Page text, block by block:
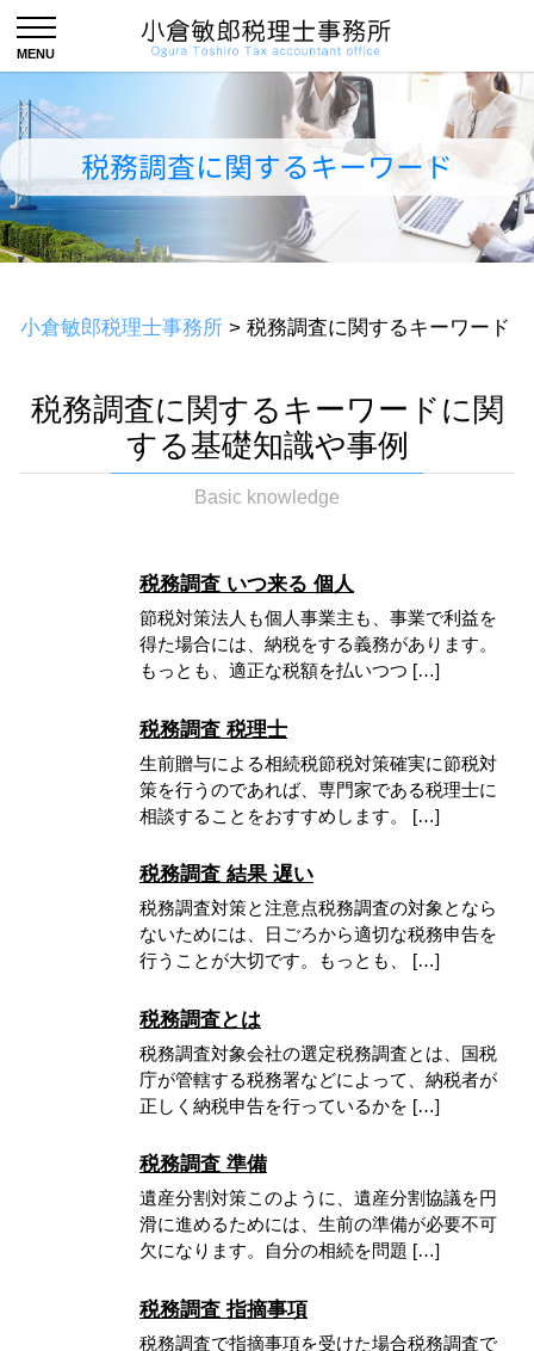
税務調査に関するキーワード
小倉敏郎税理士事務所 > 税務調査に関するキーワード
税務調査に関するキーワードに関
する基礎知識や事例
Basic knowledge
税務調査 いつ来る 個人
節税対策法人も個人事業主も、事業で利益を
得た場合には、納税をする義務があります。
もっとも、適正な税額を払いつつ […]
税務調査 税理士
生前贈与による相続税節税対策確実に節税対
策を行うのであれば、専門家である税理士に
相談することをおすすめします。 […]
税務調査 結果 遅い
税務調査対策と注意点税務調査の対象となら
ないためには、日ごろから適切な税務申告を
行うことが大切です。もっとも、 […]
税務調査とは
税務調査対象会社の選定税務調査とは、国税
庁が管轄する税務署などによって、納税者が
正しく納税申告を行っているかを […]
税務調査 準備
遺産分割対策このように、遺産分割協議を円
滑に進めるためには、生前の準備が必要不可
欠になります。自分の相続を問題 […]
税務調査 指摘事項
税務調査で指摘事項を受けた場合税務調査で